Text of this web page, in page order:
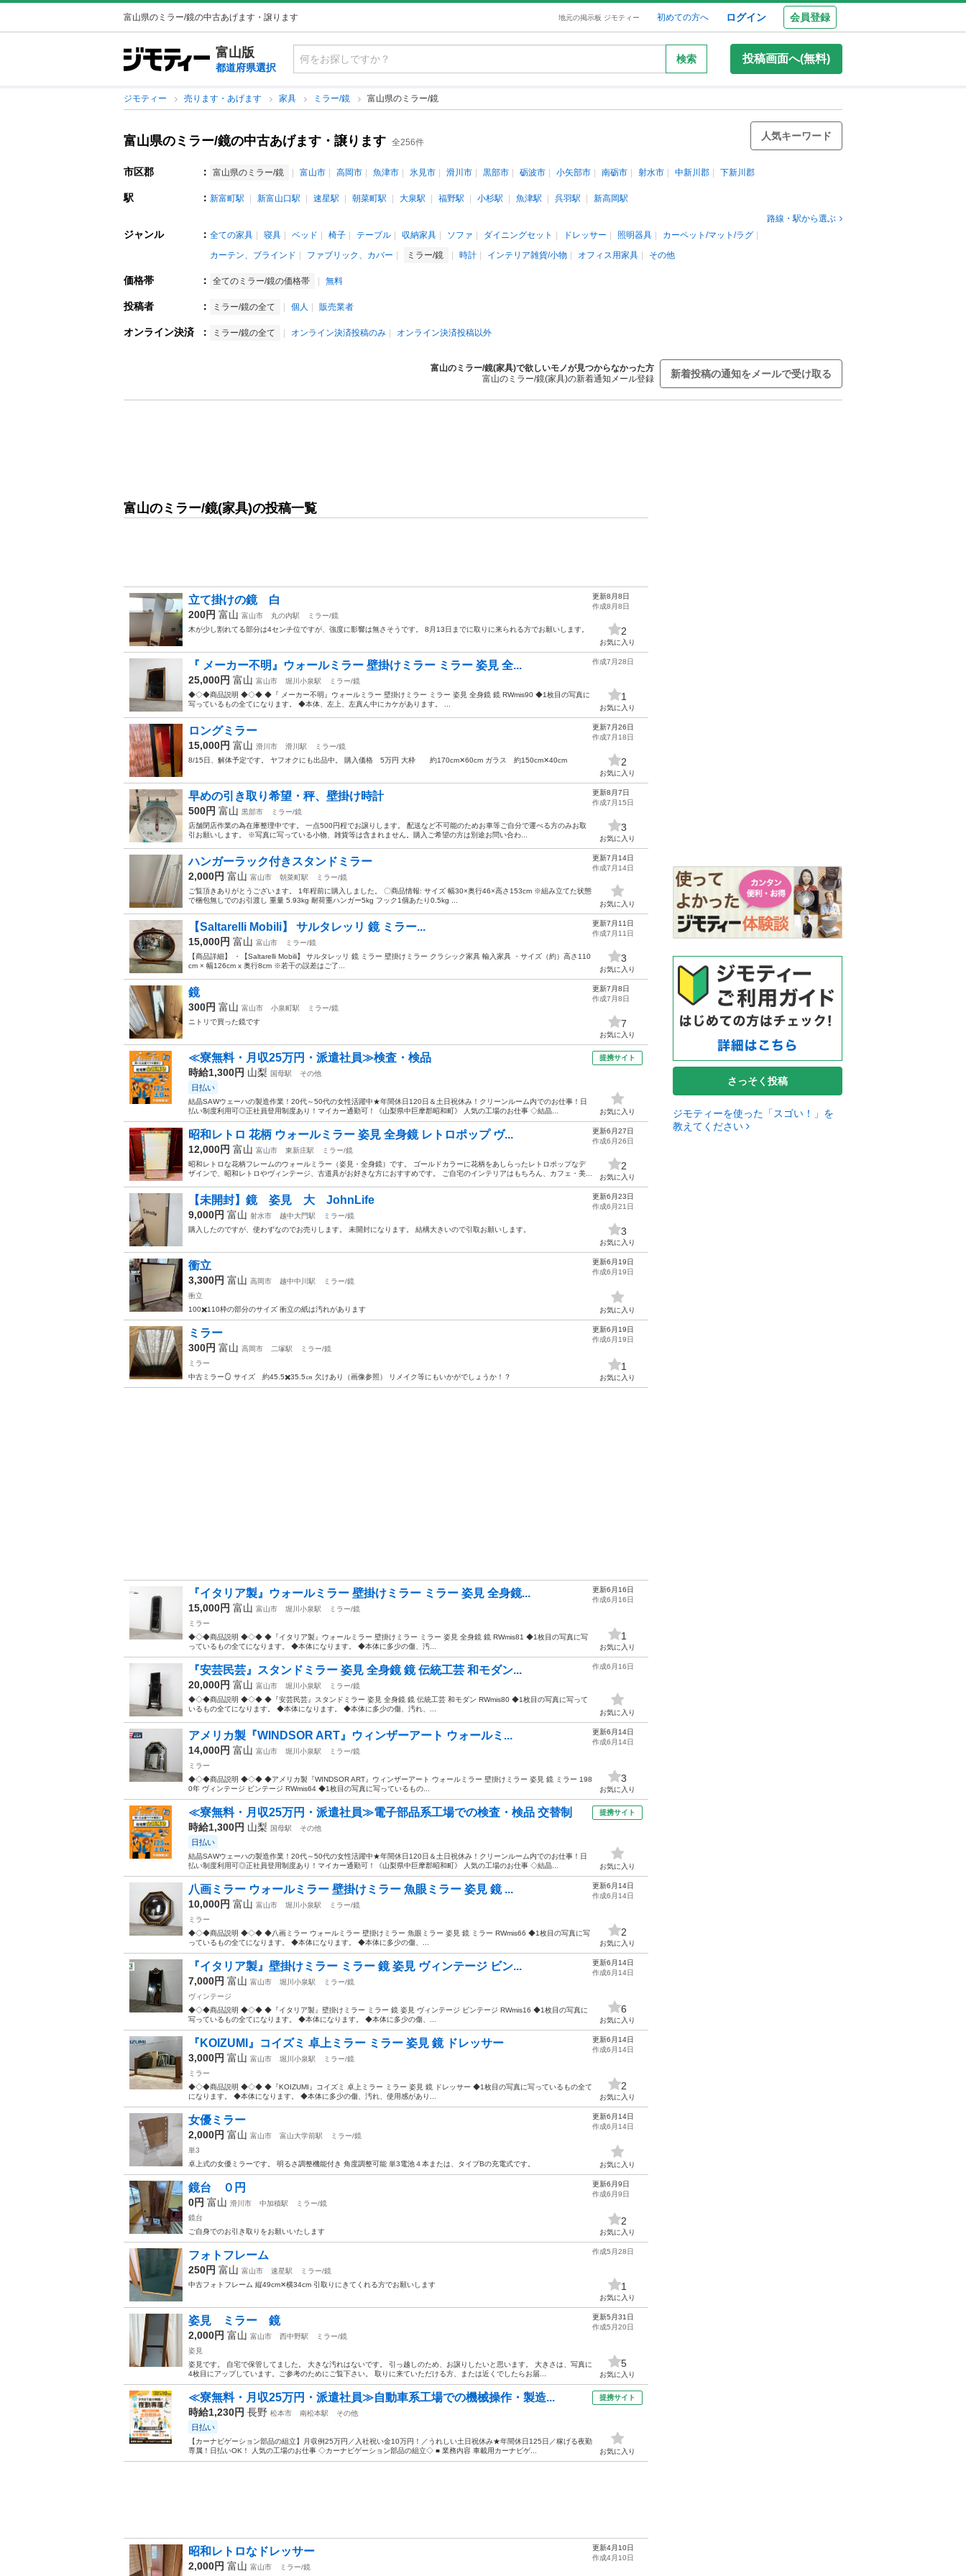
富山県のミラー/鏡の中古あげます・譲ります 地元の掲示板 ジモティー 初めての方へ ログイン 会員登録
富山版
都道府県選択
検索 投稿画面へ(無料)
ジモティー 売ります・あげます 家具 ミラー/鏡 富山県のミラー/鏡
富山県のミラー/鏡の中古あげます・譲ります 全256件
人気キーワード
市区郡 ： 富山県のミラー/鏡 富山市 高岡市 魚津市 氷見市 滑川市 黒部市 砺波市 小矢部市 南砺市 射水市 中新川郡 下新川郡
駅 ： 新富町駅 新富山口駅 速星駅 朝菜町駅 大泉駅 福野駅 小杉駅 魚津駅 呉羽駅
新高岡駅
路線・駅から選ぶ
ジャンル ： 全ての家具 寝具 ベッド 椅子 テーブル 収納家具 ソファ ダイニングセット ドレッサー 照明器具
カーペット/マット/ラグ
カーテン、ブラインド
ファブリック、カバー ミラー/鏡 時計 インテリア雑貨/小物 オフィス用家具 その他
価格帯 ： 全てのミラー/鏡の価格帯 無料
投稿者 ： ミラー/鏡の全て 個人 販売業者
オンライン決済 ： ミラー/鏡の全て オンライン決済投稿のみ オンライン決済投稿以外
富山のミラー/鏡(家具)で欲しいモノが見つからなかった方
富山のミラー/鏡(家具)の新着通知メール登録
新着投稿の通知をメールで受け取る
富山のミラー/鏡(家具)の投稿一覧
立て掛けの鏡 白
200円 富山 富山市 丸の内駅
ミラー/鏡
木が少し割れてる部分は4センチ位ですが、強度に影響は無さそうです。 8月13日までに取りに来られる方でお願いします。
更新8月8日
作成8月8日
2
お気に入り
『 メーカー不明』ウォールミラー 壁掛けミラー ミラー 姿見 全...
25,000円 富山 富山市 堀川小泉駅
ミラー/鏡
◆◇◆商品説明 ◆◇◆ ◆『 メーカー不明』ウォールミラー 壁掛けミラー ミラー 姿見 全身鏡 鏡 RWmis90 ◆1枚目の写真に
写っているもの全てになります。 ◆本体、左上、左真ん中にカケがあります。 ...
作成7月28日
1
お気に入り
ロングミラー
15,000円 富山 滑川市 滑川駅
ミラー/鏡
8/15日、解体予定です。 ヤフオクにも出品中。 購入価格 5万円 大枠 約170cm✕60cm ガラス 約150cm✕40cm
更新7月26日
作成7月18日
2
お気に入り
早めの引き取り希望・秤、壁掛け時計
500円 富山 黒部市
ミラー/鏡
店舗閉店作業の為在庫整理中です。 一点500円程でお譲りします。 配送など不可能のためお車等ご自分で運べる方のみお取
引お願いします。 ※写真に写っている小物、雑貨等は含まれません。購入ご希望の方は別途お問い合わ...
更新8月7日
作成7月15日
3
お気に入り
ハンガーラック付きスタンドミラー
2,000円 富山 富山市 朝菜町駅
ミラー/鏡
ご覧頂きありがとうございます。 1年程前に購入しました。 〇商品情報: サイズ 幅30×奥行46×高さ153cm ※組み立てた状態
で梱包無しでのお引渡し 重量 5.93kg 耐荷重ハンガー5kg フック1個あたり0.5kg ...
更新7月14日
作成7月14日
お気に入り
【Saltarelli Mobili】 サルタレッリ 鏡 ミラー...
15,000円 富山 富山市
ミラー/鏡
【商品詳細】 ・【Saltarelli Mobili】 サルタレッリ 鏡 ミラー 壁掛けミラー クラシック家具 輸入家具 ・サイズ（約）高さ110
cm × 幅126cm x 奥行8cm ※若干の誤差はご了...
更新7月11日
作成7月11日
3
お気に入り
鏡
300円 富山 富山市 小泉町駅
ミラー/鏡
ニトリで買った鏡です
更新7月8日
作成7月8日
7
お気に入り
≪寮無料・月収25万円・派遣社員≫検査・検品
時給1,300円 山梨 国母駅 その他
日払い
結晶SAWウェーハの製造作業！20代～50代の女性活躍中★年間休日120日＆土日祝休み！クリーンルーム内でのお仕事！日
払い制度利用可◎正社員登用制度あり！マイカー通勤可！《山梨県中巨摩郡昭和町》 人気の工場のお仕事 ◇結晶...
提携サイト
お気に入り
昭和レトロ 花柄 ウォールミラー 姿見 全身鏡 レトロポップ ヴ...
12,000円 富山 富山市 東新庄駅
ミラー/鏡
昭和レトロな花柄フレームのウォールミラー（姿見・全身鏡）です。 ゴールドカラーに花柄をあしらったレトロポップなデ
ザインで、昭和レトロやヴィンテージ、古道具がお好きな方におすすめです。 ご自宅のインテリアはもちろん、カフェ・美...
更新6月27日
作成6月26日
2
お気に入り
【未開封】鏡 姿見 大 JohnLife
9,000円 富山 射水市 越中大門駅
ミラー/鏡
購入したのですが、使わずなのでお売りします。 未開封になります。 結構大きいので引取お願いします。
更新6月23日
作成6月21日
3
お気に入り
衝立
3,300円 富山 高岡市 越中中川駅
ミラー/鏡
衝立
100✖️110枠の部分のサイズ 衝立の紙は汚れがあります
更新6月19日
作成6月19日
お気に入り
ミラー
300円 富山 高岡市 二塚駅
ミラー/鏡
ミラー
中古ミラー🪞 サイズ 約45.5✖️35.5㎝ 欠けあり（画像参照） リメイク等にもいかがでしょうか！？
更新6月19日
作成6月19日
1
お気に入り
『イタリア製』ウォールミラー 壁掛けミラー ミラー 姿見 全身鏡...
15,000円 富山 富山市 堀川小泉駅
ミラー/鏡
ミラー
◆◇◆商品説明 ◆◇◆ ◆『イタリア製』ウォールミラー 壁掛けミラー ミラー 姿見 全身鏡 鏡 RWmis81 ◆1枚目の写真に写
っているもの全てになります。 ◆本体になります。 ◆本体に多少の傷、汚...
更新6月16日
作成6月16日
1
お気に入り
『安芸民芸』スタンドミラー 姿見 全身鏡 鏡 伝統工芸 和モダン...
20,000円 富山 富山市 堀川小泉駅
ミラー/鏡
◆◇◆商品説明 ◆◇◆ ◆『安芸民芸』スタンドミラー 姿見 全身鏡 鏡 伝統工芸 和モダン RWmis80 ◆1枚目の写真に写って
いるもの全てになります。 ◆本体になります。 ◆本体に多少の傷、汚れ、...
作成6月16日
お気に入り
アメリカ製『WINDSOR ART』ウィンザーアート ウォールミ...
14,000円 富山 富山市 堀川小泉駅
ミラー/鏡
ミラー
◆◇◆商品説明 ◆◇◆ ◆アメリカ製『WINDSOR ART』ウィンザーアート ウォールミラー 壁掛けミラー 姿見 鏡 ミラー 198
0年 ヴィンテージ ビンテージ RWmis64 ◆1枚目の写真に写っているもの...
更新6月14日
作成6月14日
3
お気に入り
≪寮無料・月収25万円・派遣社員≫電子部品系工場での検査・検品 交替制
時給1,300円 山梨 国母駅 その他
日払い
結晶SAWウェーハの製造作業！20代～50代の女性活躍中★年間休日120日＆土日祝休み！クリーンルーム内でのお仕事！日
払い制度利用可◎正社員登用制度あり！マイカー通勤可！《山梨県中巨摩郡昭和町》 人気の工場のお仕事 ◇結晶...
提携サイト
お気に入り
八画ミラー ウォールミラー 壁掛けミラー 魚眼ミラー 姿見 鏡 ...
10,000円 富山 富山市 堀川小泉駅
ミラー/鏡
ミラー
◆◇◆商品説明 ◆◇◆ ◆八画ミラー ウォールミラー 壁掛けミラー 魚眼ミラー 姿見 鏡 ミラー RWmis66 ◆1枚目の写真に写
っているもの全てになります。 ◆本体になります。 ◆本体に多少の傷、...
更新6月14日
作成6月14日
2
お気に入り
『イタリア製』壁掛けミラー ミラー 鏡 姿見 ヴィンテージ ビン...
7,000円 富山 富山市 堀川小泉駅
ミラー/鏡
ヴィンテージ
◆◇◆商品説明 ◆◇◆ ◆『イタリア製』壁掛けミラー ミラー 鏡 姿見 ヴィンテージ ビンテージ RWmis16 ◆1枚目の写真に
写っているもの全てになります。 ◆本体になります。 ◆本体に多少の傷、...
更新6月14日
作成6月14日
6
お気に入り
『KOIZUMI』コイズミ 卓上ミラー ミラー 姿見 鏡 ドレッサー
3,000円 富山 富山市 堀川小泉駅
ミラー/鏡
ミラー
◆◇◆商品説明 ◆◇◆ ◆『KOIZUMI』コイズミ 卓上ミラー ミラー 姿見 鏡 ドレッサー ◆1枚目の写真に写っているもの全て
になります。 ◆本体になります。 ◆本体に多少の傷、汚れ、使用感があり...
更新6月14日
作成6月14日
2
お気に入り
女優ミラー
2,000円 富山 富山市 富山大学前駅
ミラー/鏡
単3
卓上式の女優ミラーです。 明るさ調整機能付き 角度調整可能 単3電池４本または、タイプBの充電式です。
更新6月14日
作成6月14日
お気に入り
鏡台 ０円
0円 富山 滑川市 中加積駅
ミラー/鏡
鏡台
ご自身でのお引き取りをお願いいたします
更新6月9日
作成6月9日
2
お気に入り
フォトフレーム
250円 富山 富山市 速星駅
ミラー/鏡
中古フォトフレーム 縦49cm✕横34cm 引取りにきてくれる方でお願いします
作成5月28日
1
お気に入り
姿見 ミラー 鏡
2,000円 富山 富山市 西中野駅
ミラー/鏡
姿見
姿見です。 自宅で保管してました。 大きな汚れはないです。 引っ越しのため、お譲りしたいと思います。 大きさは、写真に
4枚目にアップしています。ご参考のためにご覧下さい。 取りに来ていただける方、または近くでしたらお届...
更新5月31日
作成5月20日
5
お気に入り
≪寮無料・月収25万円・派遣社員≫自動車系工場での機械操作・製造...
時給1,230円 長野 松本市 南松本駅 その他
日払い
【カーナビゲーション部品の組立】月収例25万円／入社祝い金10万円！／うれしい土日祝休み★年間休日125日／稼げる夜勤
専属！日払いOK！ 人気の工場のお仕事 ◇カーナビゲーション部品の組立◇ ■ 業務内容 車載用カーナビゲ...
提携サイト
お気に入り
昭和レトロなドレッサー
2,000円 富山 富山市 ミラー/鏡
更新4月10日
作成4月10日
さっそく投稿
ジモティーを使った「スゴい！」を
教えてください